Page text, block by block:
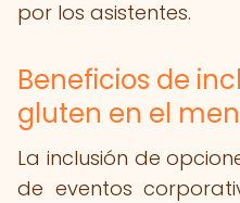
por los asistentes.
Beneficios de
gluten en el
La inclusión de
de eventos